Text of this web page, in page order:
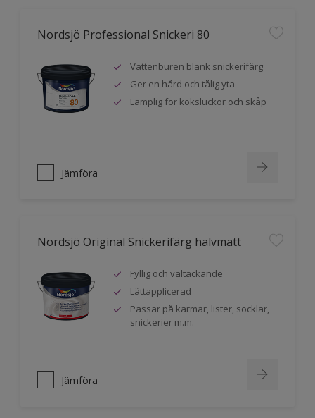
Nordsjö Professional Snickeri 80
Vattenburen blank snickerifärg
Ger en hård och tålig yta
Lämplig för köksluckor och skåp
Jämföra
Nordsjö Original Snickerifärg halvmatt
Fyllig och vältäckande
Lättapplicerad
Passar på karmar, lister, socklar,
snickerier m.m.
Jämföra